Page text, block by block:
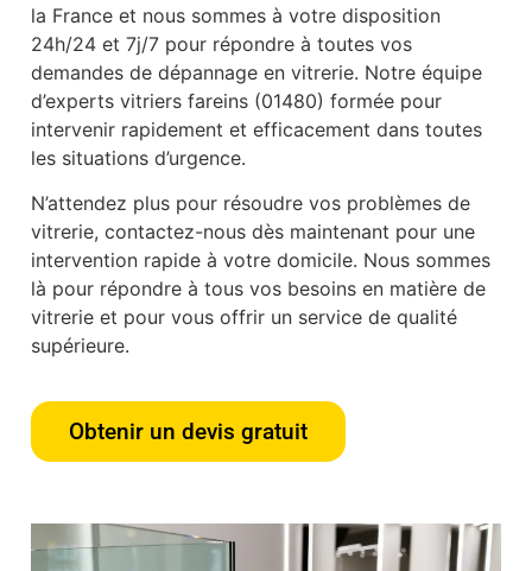
la France et nous sommes à votre disposition
24h/24 et 7j/7 pour répondre à toutes vos
demandes de dépannage en vitrerie. Notre équipe
d’experts vitriers fareins (01480) formée pour
intervenir rapidement et efficacement dans toutes
les situations d’urgence.
N’attendez plus pour résoudre vos problèmes de
vitrerie, contactez-nous dès maintenant pour une
intervention rapide à votre domicile. Nous sommes
là pour répondre à tous vos besoins en matière de
vitrerie et pour vous offrir un service de qualité
supérieure.
Obtenir un devis gratuit